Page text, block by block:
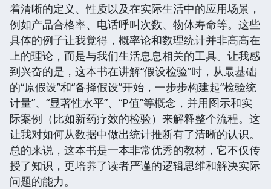
着清晰的定义、性质以及在实际生活中的应用场景，
例如产品合格率、电话呼叫次数、物体寿命等。这些
具体的例子让我觉得，概率论和数理统计并非高高在
上的理论，而是与我们生活息息相关的工具。让我感
到兴奋的是，这本书在讲解“假设检验”时，从最基础
的“原假设”和“备择假设”开始，一步步构建起“检验统
计量”、“显著性水平”、“P值”等概念，并用图示和实
际案例（比如新药疗效的检验）来解释整个流程。这
让我对如何从数据中做出统计推断有了清晰的认识。
总的来说，这本书是一本非常优秀的教材，它不仅传
授了知识，更培养了读者严谨的逻辑思维和解决实际
问题的能力。